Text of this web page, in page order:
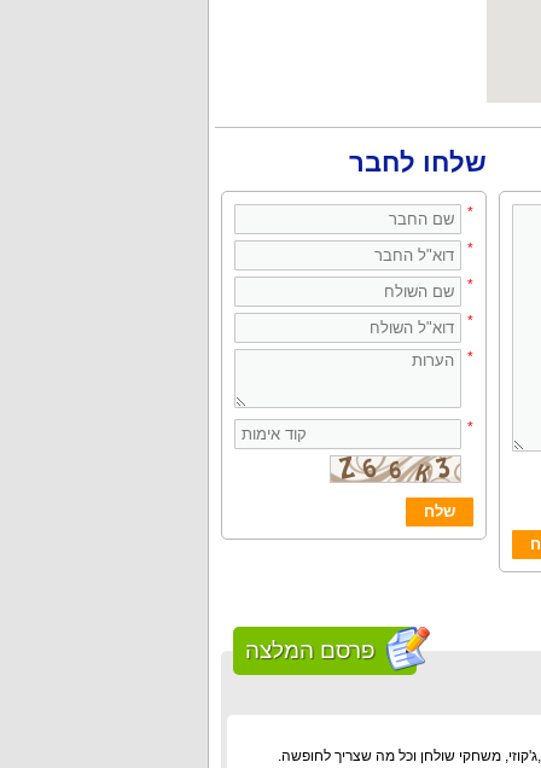
שלחו לחבר
*
*
*
*
*
*
פרסם המלצה
יש בריכה מחוממת,ג'קוזי, משחקי שולחן וכל מה שצריך לחופשה.